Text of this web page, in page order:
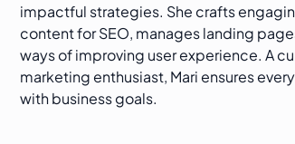
impactful strategies. She crafts
content for SEO, manages landing
ways of improving user experience. A
marketing enthusiast, Mari ensures
with business goals.